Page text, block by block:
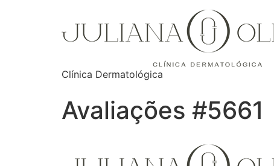
Clínica Dermatológica
Avaliações #5661